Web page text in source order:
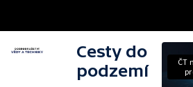
Cesty do
podzemí
ČT